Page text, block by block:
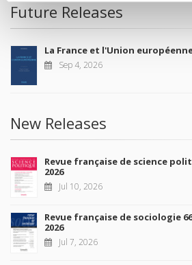
Future Releases
La France et l'Union
Sep 4, 2026
New Releases
Revue française de science
2026
Jul 10, 2026
Revue française de sociologie
2026
Jul 7, 2026